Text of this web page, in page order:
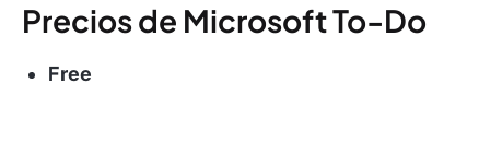
Precios de Microsoft To-Do
Free